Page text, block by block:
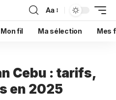
Aa
Mon fil Ma sélection Mes
Cebu : tarifs,
en 2025